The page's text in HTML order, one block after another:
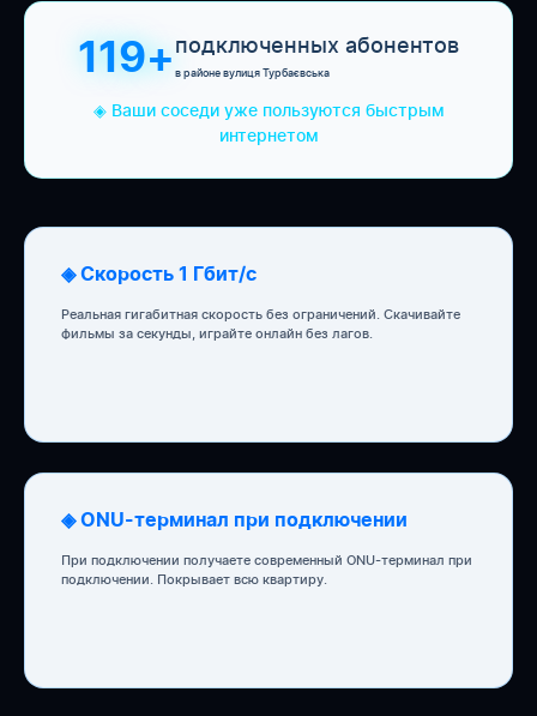
119+подключенных абонентов
в районе вулиця Турбаєвська
◈ Ваши соседи уже пользуются быстрым
интернетом
◈ Скорость 1 Гбит/с
Реальная гигабитная скорость без ограничений. Скачивайте
фильмы за секунды, играйте онлайн без лагов.
◈ ONU-терминал при подключении
При подключении получаете современный ONU-терминал при
подключении. Покрывает всю квартиру.